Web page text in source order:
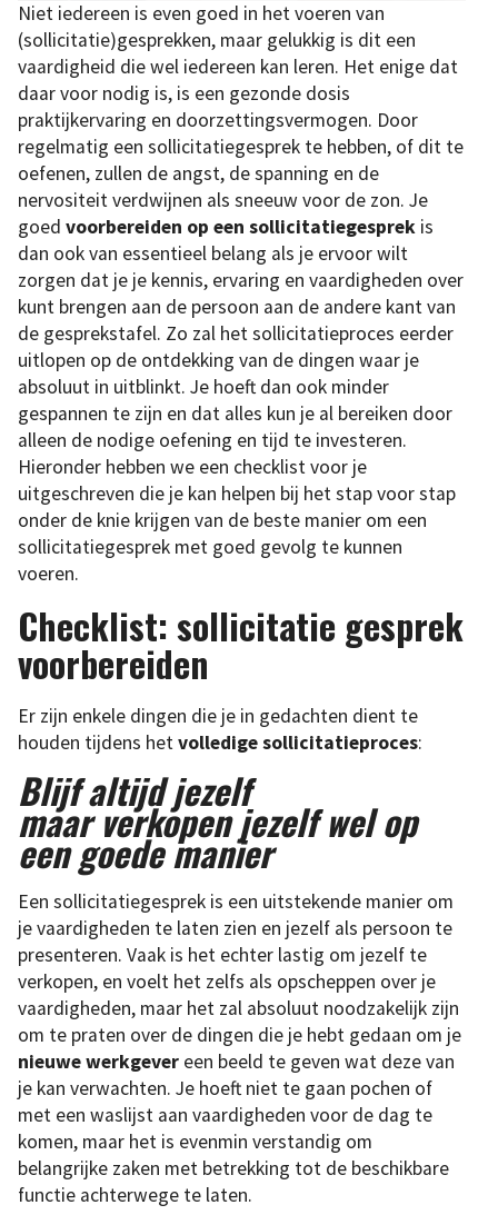
Niet iedereen is even goed in het voeren van
(sollicitatie)gesprekken, maar gelukkig is dit een
vaardigheid die wel iedereen kan leren. Het enige dat
daar voor nodig is, is een gezonde dosis
praktijkervaring en doorzettingsvermogen. Door
regelmatig een sollicitatiegesprek te hebben, of dit te
oefenen, zullen de angst, de spanning en de
nervositeit verdwijnen als sneeuw voor de zon. Je
goed voorbereiden op een sollicitatiegesprek is
dan ook van essentieel belang als je ervoor wilt
zorgen dat je je kennis, ervaring en vaardigheden over
kunt brengen aan de persoon aan de andere kant van
de gesprekstafel. Zo zal het sollicitatieproces eerder
uitlopen op de ontdekking van de dingen waar je
absoluut in uitblinkt. Je hoeft dan ook minder
gespannen te zijn en dat alles kun je al bereiken door
alleen de nodige oefening en tijd te investeren.
Hieronder hebben we een checklist voor je
uitgeschreven die je kan helpen bij het stap voor stap
onder de knie krijgen van de beste manier om een
sollicitatiegesprek met goed gevolg te kunnen
voeren.
Checklist: sollicitatie gesprek
voorbereiden
Er zijn enkele dingen die je in gedachten dient te
houden tijdens hetvolledige sollicitatieproces:
Blijf altijd jezelf
maar verkopen jezelf wel op
een goede manier
Een sollicitatiegesprek is een uitstekende manier om
je vaardigheden te laten zien en jezelf als persoon te
presenteren. Vaak is het echter lastig om jezelf te
verkopen, en voelt het zelfs als opscheppen over je
vaardigheden, maar het zal absoluut noodzakelijk zijn
om te praten over de dingen die je hebt gedaan om je
nieuwe werkgever een beeld te geven wat deze van
je kan verwachten. Je hoeft niet te gaan pochen of
met een waslijst aan vaardigheden voor de dag te
komen, maar het is evenmin verstandig om
belangrijke zaken met betrekking tot de beschikbare
functie achterwege te laten.